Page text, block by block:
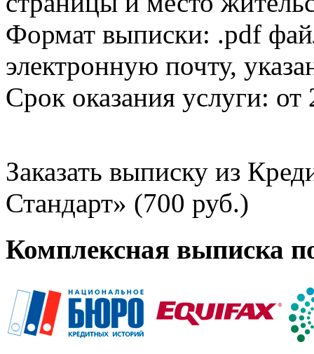
Формат выписки: .pdf
электронную почту,
Срок оказания услуги: от
Заказать выписку из
Стандарт» (700 руб.)
Комплексная выписка